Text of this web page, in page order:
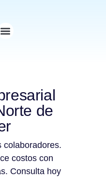
de
colaboradores.
costos con
Consulta hoy